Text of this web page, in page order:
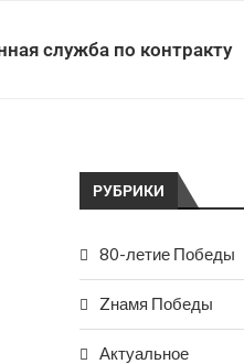
служба по контракту
РУБРИКИ
80-летие Победы
Zнамя Победы
Актуальное